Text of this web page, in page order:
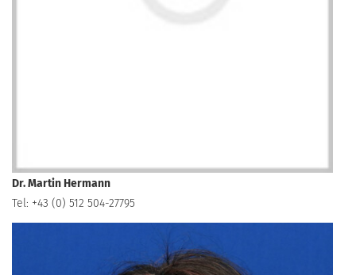
Dr. Martin Hermann
Tel: +43 (0) 512 504-27795